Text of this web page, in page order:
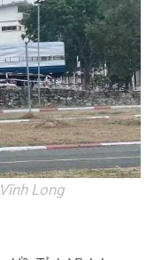
Long